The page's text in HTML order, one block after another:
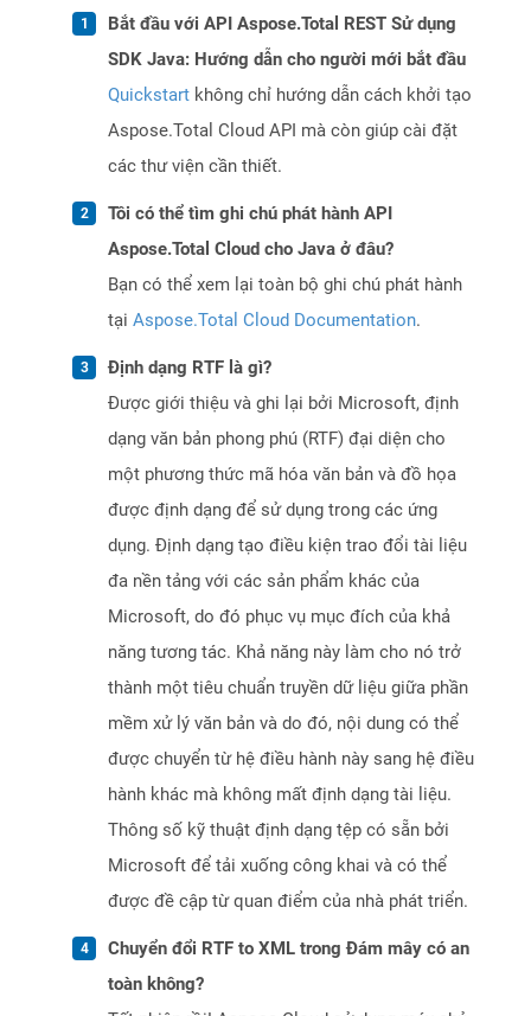
Bắt đầu với API Aspose.Total REST Sử dụng
SDK Java: Hướng dẫn cho người mới bắt đầu
Quickstart không chỉ hướng dẫn cách khởi tạo
Aspose.Total Cloud API mà còn giúp cài đặt
các thư viện cần thiết.
Tôi có thể tìm ghi chú phát hành API
Aspose.Total Cloud cho Java ở đâu?
Bạn có thể xem lại toàn bộ ghi chú phát hành
tại Aspose.Total Cloud Documentation.
Định dạng RTF là gì?
Được giới thiệu và ghi lại bởi Microsoft, định
dạng văn bản phong phú (RTF) đại diện cho
một phương thức mã hóa văn bản và đồ họa
được định dạng để sử dụng trong các ứng
dụng. Định dạng tạo điều kiện trao đổi tài liệu
đa nền tảng với các sản phẩm khác của
Microsoft, do đó phục vụ mục đích của khả
năng tương tác. Khả năng này làm cho nó trở
thành một tiêu chuẩn truyền dữ liệu giữa phần
mềm xử lý văn bản và do đó, nội dung có thể
được chuyển từ hệ điều hành này sang hệ điều
hành khác mà không mất định dạng tài liệu.
Thông số kỹ thuật định dạng tệp có sẵn bởi
Microsoft để tải xuống công khai và có thể
được đề cập từ quan điểm của nhà phát triển.
Chuyển đổi RTF to XML trong Đám mây có an
toàn không?